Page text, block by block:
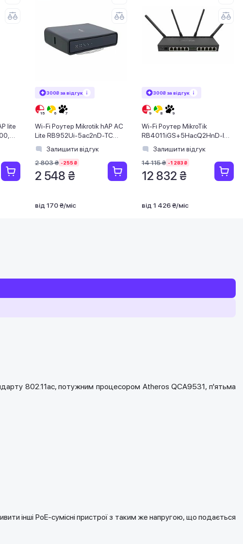
lite
300₴ за відгук
Wi-Fi Роутер Mikrotik hAP AC
Lite RB952Ui-5ac2nD-TC
(AC, 650MHz/64Mb, 5xFE, 2
dBi, Tow
Залишити відгук
2 803 ₴ -255 ₴
2 548 ₴
від 170 ₴/міс
300₴ за відгук
Wi-Fi Роутер MikroTik
RB4011iGS+5HacQ2HnD-IN
(AC2000, 4x1.4 GHz/1Gb,
10x1GE, 1xSFP+, MU-MIMO, 4
ант
Залишити відгук
14 115 ₴ -1 283 ₴
12 832 ₴
від 1 426 ₴/міс
802.11ac, потужним процесором Atheros QCA9531, п'ятьма
інші PoE-сумісні пристрої з таким же напругою, що подається